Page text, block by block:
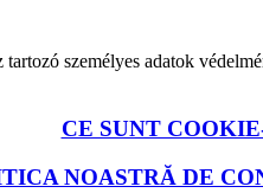
személyes adatok
CE SUNT
NOASTRĂ DE